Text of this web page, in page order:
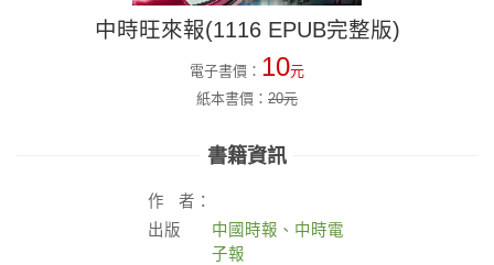
中時旺來報(1116 EPUB完整版)
電子書價： 10元
紙本書價： 20元
書籍資訊
作
者：
出版
中國時報、中時電
子報